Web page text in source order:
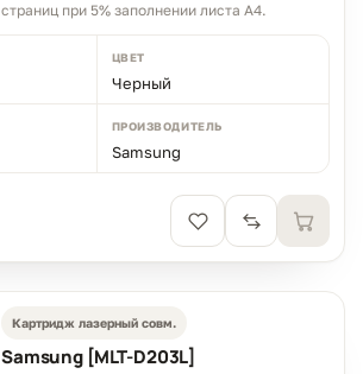
страниц при 5% заполнении листа A4.
ЦВЕТ
Черный
ПРОИЗВОДИТЕЛЬ
Samsung
Картридж лазерный совм.
Samsung [MLT-D203L]